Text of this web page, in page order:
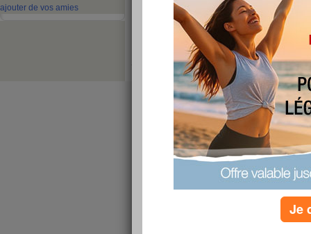
ajouter de vos amies
après quelques jours de congés me revoilà
je ne me suis pas vraiment reposé mais voilà
me sens un peu mieux chez moi sinon le
en couleur mais bon c'est surtout pour mon
pour moi c'est de la fatigue de rester debout
retard donc attendre attendre et encore
des carnavaliers car ça ne doit pas etres top
le trajet sous le soleil mais bon c'est leur
sinon je viens tout juste de m'inscrire au
bon mes copins et copines je vous embrasse
Je